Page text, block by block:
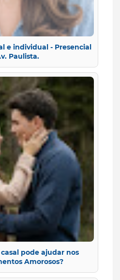
e individual - Presencial
Paulista.
casal pode ajudar nos
Amorosos?